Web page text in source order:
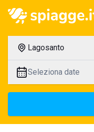
Lagosanto
Seleziona date